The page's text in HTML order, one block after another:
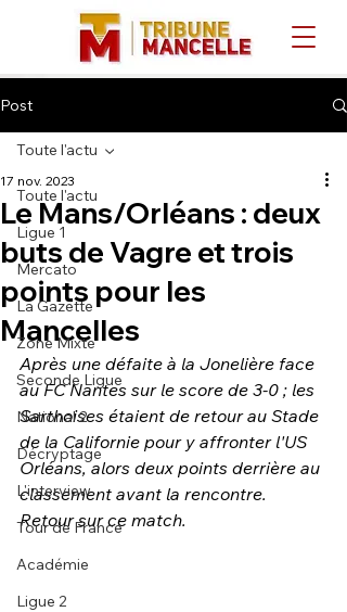
Post
Toute l'actu
Ligue 1
Mercato
La Gazette
Zone Mixte
Seconde Ligue
National 2
Décryptage
L'interview
Tour de France
Académie
Ligue 2
Toute l'actu
Le Mans/Orléans : deux
buts de Vagre et trois
points pour les
Mancelles
17 nov. 2023
Après une défaite à la Jonelière face
au FC Nantes sur le score de 3-0 ; les
Sarthoises étaient de retour au Stade
de la Californie pour y affronter l'US
Orléans, alors deux points derrière au
classement avant la rencontre.
Retour sur ce match.